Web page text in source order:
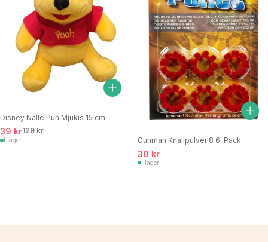
Disney Nalle Puh Mjukis 15 cm
39 kr129 kr
I lager Gunman Knallpulver 8 6-Pack
30 kr
I lager